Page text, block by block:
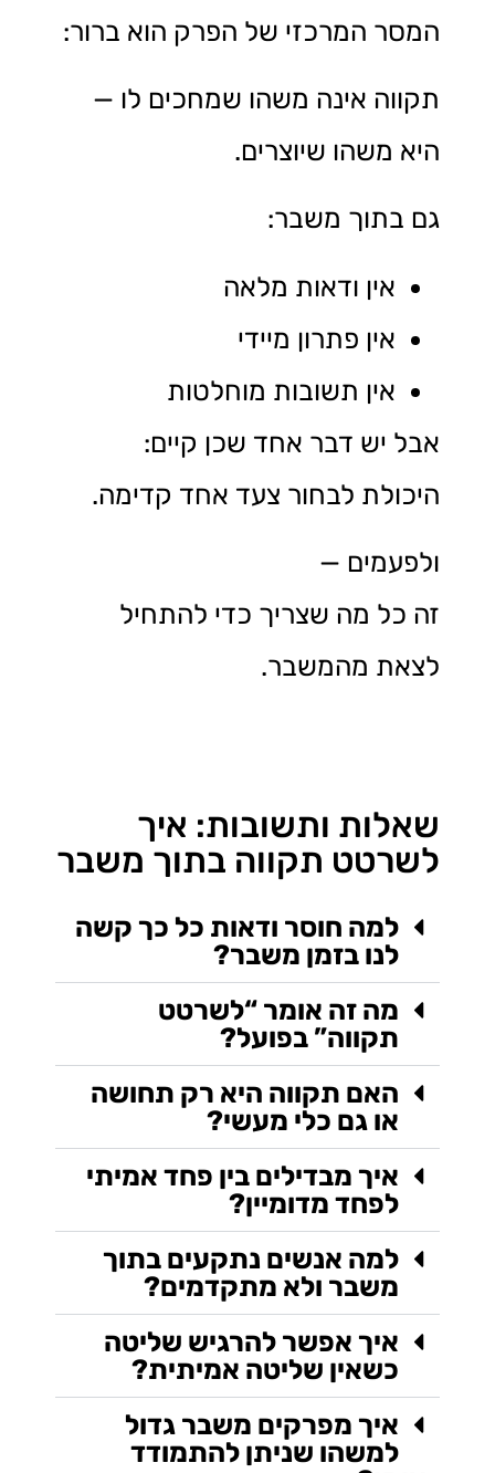
המסר המרכזי של הפרק הוא ברור:
תקווה אינה משהו שמחכים לו —
היא משהו שיוצרים.
גם בתוך משבר:
אין ודאות מלאה
אין פתרון מיידי
אין תשובות מוחלטות
אבל יש דבר אחד שכן קיים:
היכולת לבחור צעד אחד קדימה.
ולפעמים —
זה כל מה שצריך כדי להתחיל
לצאת מהמשבר.
שאלות ותשובות: איך
לשרטט תקווה בתוך משבר
למה חוסר ודאות כל כך קשה
לנו בזמן משבר?
מה זה אומר “לשרטט
תקווה” בפועל?
האם תקווה היא רק תחושה
או גם כלי מעשי?
איך מבדילים בין פחד אמיתי
לפחד מדומיין?
למה אנשים נתקעים בתוך
משבר ולא מתקדמים?
איך אפשר להרגיש שליטה
כשאין שליטה אמיתית?
איך מפרקים משבר גדול
למשהו שניתן להתמודד